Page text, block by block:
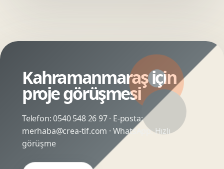
Kahramanmaraş için
proje görüşmesi
Telefon:0540 548 26 97· E-posta:
merhaba@crea-tif.com · WhatsApp:Hızlı
görüşme